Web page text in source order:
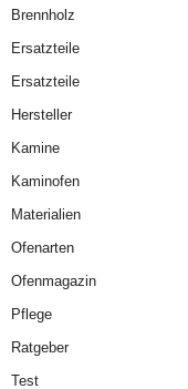
Brennholz
Ersatzteile
Ersatzteile
Hersteller
Kamine
Kaminofen
Materialien
Ofenarten
Ofenmagazin
Pflege
Ratgeber
Test